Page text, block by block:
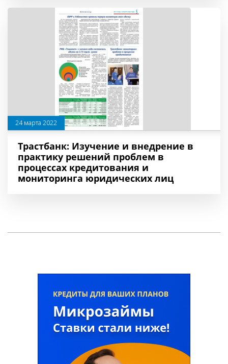
24 марта 2022
Трастбанк: Изучение и внедрение в
практику решений проблем в
процессах кредитования и
мониторинга юридических лиц